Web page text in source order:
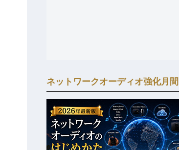
ネットワークオーディオ強化月間